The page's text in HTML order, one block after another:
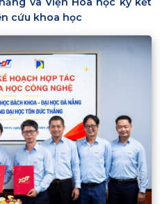
cứu khoa học